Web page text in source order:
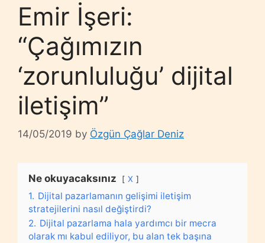
Emir İşeri:
“Çağımızın
‘zorunluluğu’ dijital
iletişim”
14/05/2019 by Özgün Çağlar Deniz
Ne okuyacaksınız X
1. Dijital pazarlamanın gelişimi iletişim
stratejilerini nasıl değiştirdi?
2. Dijital pazarlama hala yardımcı bir mecra
olarak mı kabul ediliyor, bu alan tek başına